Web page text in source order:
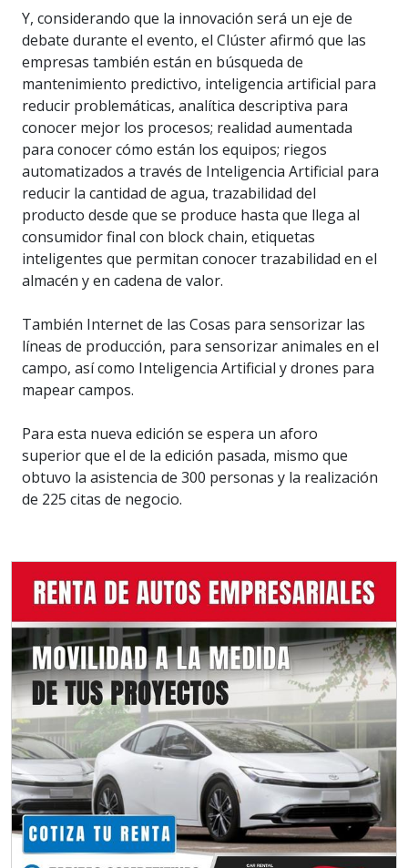
Y, considerando que la innovación será un eje de
debate durante el evento, el Clúster afirmó que las
empresas también están en búsqueda de
mantenimiento predictivo, inteligencia artificial para
reducir problemáticas, analítica descriptiva para
conocer mejor los procesos; realidad aumentada
para conocer cómo están los equipos; riegos
automatizados a través de Inteligencia Artificial para
reducir la cantidad de agua, trazabilidad del
producto desde que se produce hasta que llega al
consumidor final con block chain, etiquetas
inteligentes que permitan conocer trazabilidad en el
almacén y en cadena de valor.
También Internet de las Cosas para sensorizar las
líneas de producción, para sensorizar animales en el
campo, así como Inteligencia Artificial y drones para
mapear campos.
Para esta nueva edición se espera un aforo
superior que el de la edición pasada, mismo que
obtuvo la asistencia de 300 personas y la realización
de 225 citas de negocio.